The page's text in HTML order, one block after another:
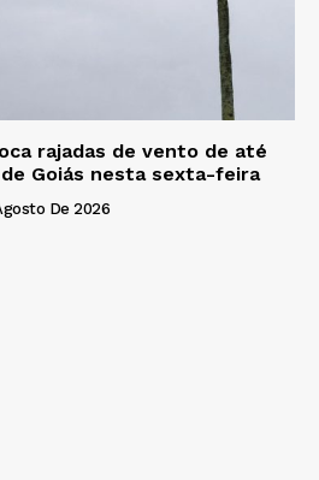
rajadas de vento de até
Goiás nesta sexta-feira
De 2026